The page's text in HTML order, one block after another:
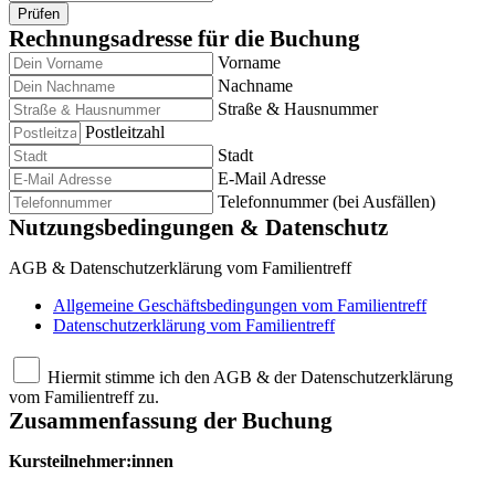
Prüfen
Rechnungsadresse für die Buchung
Vorname
Nachname
Straße & Hausnummer
Postleitzahl
Stadt
E-Mail Adresse
Telefonnummer (bei Ausfällen)
Nutzungsbedingungen & Datenschutz
AGB & Datenschutzerklärung vom Familientreff
Allgemeine Geschäftsbedingungen vom Familientreff
Datenschutzerklärung vom Familientreff
Hiermit stimme ich den AGB & der Datenschutzerklärung
vom Familientreff zu.
Zusammenfassung der Buchung
Kursteilnehmer:innen